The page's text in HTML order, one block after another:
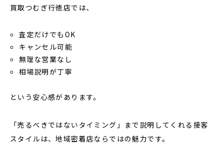
買取つむぎ行徳店では、
査定だけでもOK
キャンセル可能
無理な営業なし
相場説明が丁寧
という安心感があります。
「売るべきではないタイミング」まで説明してくれる接客
スタイルは、地域密着店ならではの魅力です。